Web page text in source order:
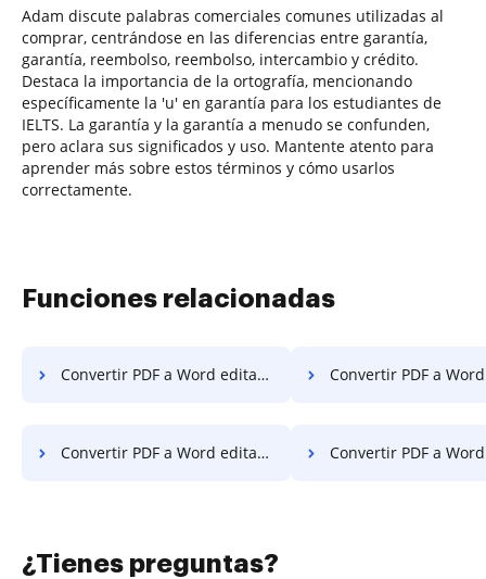
Adam discute palabras comerciales comunes utilizadas al
comprar, centrándose en las diferencias entre garantía,
garantía, reembolso, reembolso, intercambio y crédito.
Destaca la importancia de la ortografía, mencionando
específicamente la 'u' en garantía para los estudiantes de
IELTS. La garantía y la garantía a menudo se confunden,
pero aclara sus significados y uso. Mantente atento para
aprender más sobre estos términos y cómo usarlos
correctamente.
Funciones relacionadas
Convertir PDF a Word editable en móvil Convertir PDF a Word editable
Convertir PDF a Word editable en Windows Convertir PDF a Word editable
¿Tienes preguntas?